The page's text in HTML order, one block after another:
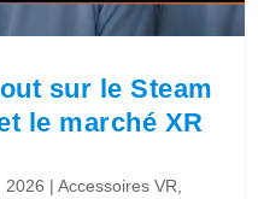
sur le Steam
le marché XR
2026 |Accessoires VR